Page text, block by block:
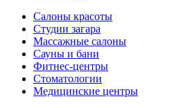
Салоны красоты
Студии загара
Массажные салоны
Сауны и бани
Фитнес-центры
Стоматологии
Медицинские центры